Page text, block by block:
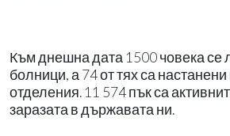
Към днешна дата 1500 човека се
болници, а 74 от тях са
отделения. 11 574 пък са
заразата в държавата ни.